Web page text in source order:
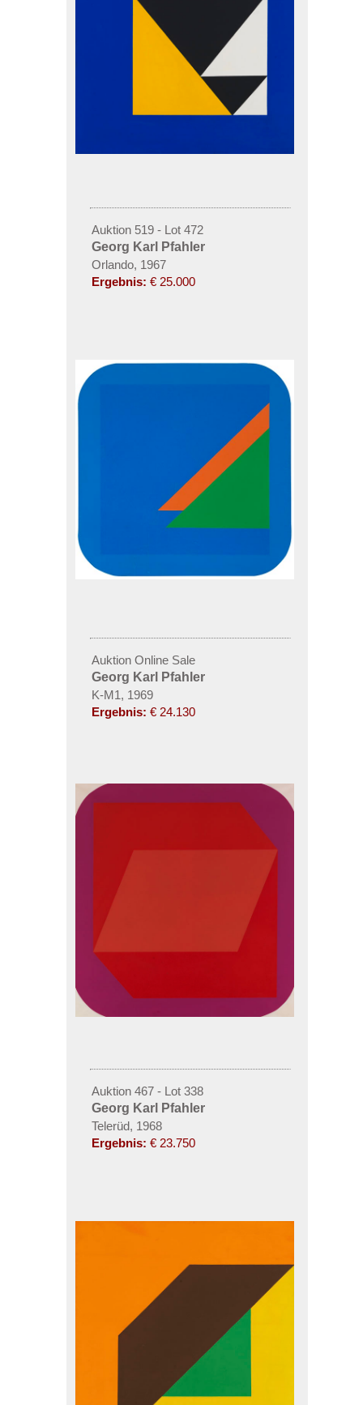
Auktion 519 - Lot 472
Georg Karl Pfahler
Orlando, 1967
Ergebnis: € 25.000
Auktion Online Sale
Georg Karl Pfahler
K-M1, 1969
Ergebnis: € 24.130
Auktion 467 - Lot 338
Georg Karl Pfahler
Telerüd, 1968
Ergebnis: € 23.750